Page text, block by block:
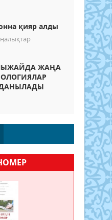
қияр алды
ЖАҢА